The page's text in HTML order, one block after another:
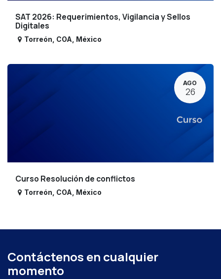
SAT 2026: Requerimientos, Vigilancia y Sellos
Digitales
Torreón COA México
AGO
26
Curso Resolución de conflictos
Torreón COA México
Contáctenos en cualquier
momento